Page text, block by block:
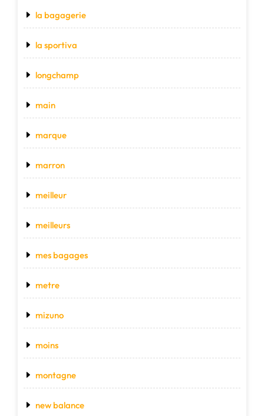
la bagagerie
la sportiva
longchamp
main
marque
marron
meilleur
meilleurs
mes bagages
metre
mizuno
moins
montagne
new balance